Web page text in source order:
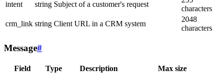
intent
string Subject of a customer's request
characters
crm_link string Client URL in a CRM system
2048
characters
Message#
Field Type Description Max size